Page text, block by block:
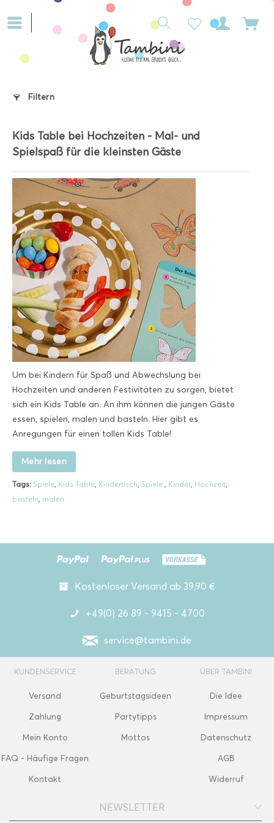
Filtern
Kids Table bei Hochzeiten - Mal- und
Spielspaß für die kleinsten Gäste
Um bei Kindern für Spaß und Abwechslung bei
Hochzeiten und anderen Festivitäten zu sorgen, bietet
sich ein Kids Table an. An ihm können die jungen Gäste
essen, spielen, malen und basteln. Hier gibt es
Anregungen für einen tollen Kids Table!
Mehr lesen
Tags: Spiele, Kids Table, Kindertisch, Spiele , Kinder, Hochzeit,
basteln, malen
Kostenloser Versand ab 39,90 €
+49(0) 26 89 - 9415 - 4700
service@tambini.de
KUNDENSERVICE
Versand
Zahlung
Mein Konto
FAQ - Häufige Fragen
Kontakt
BERATUNG
Geburtstagsideen
Partytipps
Mottos
ÜBER TAMBINI
Die Idee
Impressum
Datenschutz
AGB
Widerruf
NEWSLETTER